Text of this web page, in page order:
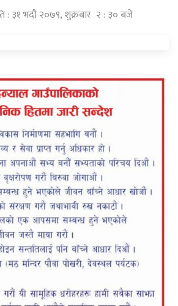
: ३१ भदौ २०७९, शुक्रबार २ : ३० बजे